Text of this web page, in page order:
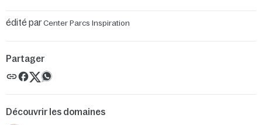
édité parCenter Parcs Inspiration
Découvrir les domaines
Partager